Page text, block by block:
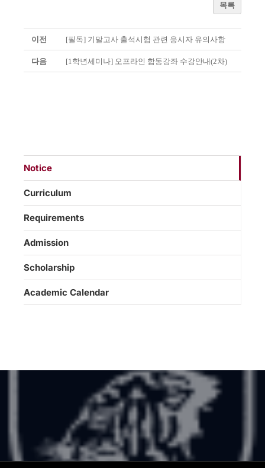
목록
이전 [필독] 기말고사 출석시험 관련 응시자 유의사항
다음 [1학년세미나] 오프라인 합동강좌 수강안내(2차)
Notice
Curriculum
Requirements
Admission
Scholarship
Academic Calendar